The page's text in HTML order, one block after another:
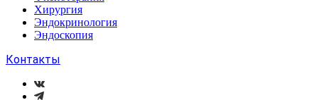
Хирургия
Эндокринология
Эндоскопия
Контакты